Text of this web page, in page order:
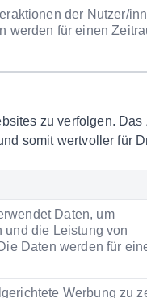
der Nutzer/
werden für einen
zu verfolgen.
somit wertvoller für
Daten, um
und die Leistung von
Daten werden für
Werbung zu